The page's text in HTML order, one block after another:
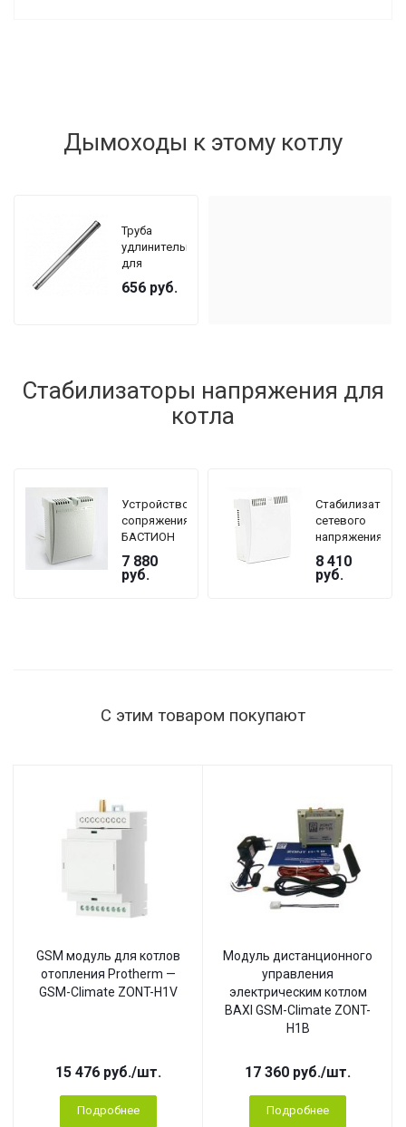
Дымоходы к этому котлу
Труба
удлинительная
для
раздельного
дымохода
656 руб.
Стабилизаторы напряжения для
котла
Устройство
сопряжения
БАСТИОН
TEPLOCOM
GF
7 880
руб.
Стабилизатор
сетевого
напряжения
TEPLOCOM
БАСТИОН
ST-1515
8 410
руб.
С этим товаром покупают
GSM модуль для котлов
отопления Protherm —
GSM-Climate ZONT-H1V
15 476 руб./шт.
Подробнее
Модуль дистанционного
управления
электрическим котлом
BAXI GSM-Climate ZONT-
H1B
17 360 руб./шт.
Подробнее